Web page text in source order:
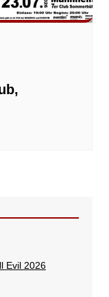
Evil 2026